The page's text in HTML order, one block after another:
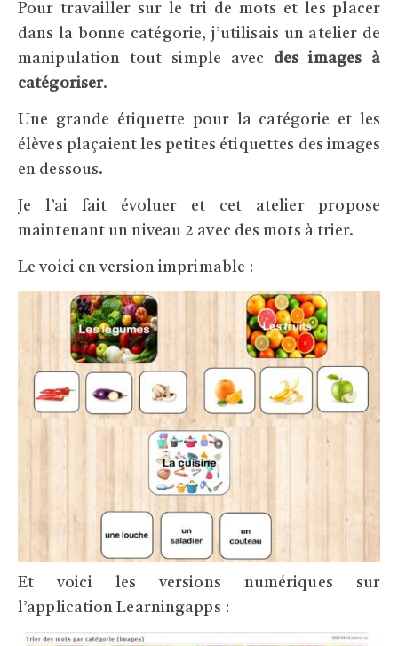
Pour travailler sur le tri de mots et les placer
dans la bonne catégorie, j’utilisais un atelier de
manipulation tout simple avec des images à
catégoriser.
Une grande étiquette pour la catégorie et les
élèves plaçaient les petites étiquettes des images
en dessous.
Je l’ai fait évoluer et cet atelier propose
maintenant un niveau 2 avec des mots à trier.
Le voici en version imprimable :
Et voici les versions numériques sur
l’application Learningapps :